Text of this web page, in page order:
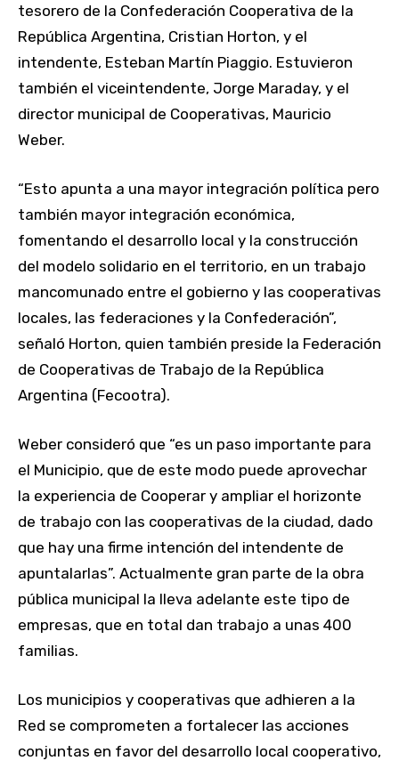
tesorero de la Confederación Cooperativa de la
República Argentina, Cristian Horton, y el
intendente, Esteban Martín Piaggio. Estuvieron
también el viceintendente, Jorge Maraday, y el
director municipal de Cooperativas, Mauricio
Weber.
“Esto apunta a una mayor integración política pero
también mayor integración económica,
fomentando el desarrollo local y la construcción
del modelo solidario en el territorio, en un trabajo
mancomunado entre el gobierno y las cooperativas
locales, las federaciones y la Confederación”,
señaló Horton, quien también preside la Federación
de Cooperativas de Trabajo de la República
Argentina (Fecootra).
Weber consideró que “es un paso importante para
el Municipio, que de este modo puede aprovechar
la experiencia de Cooperar y ampliar el horizonte
de trabajo con las cooperativas de la ciudad, dado
que hay una firme intención del intendente de
apuntalarlas”. Actualmente gran parte de la obra
pública municipal la lleva adelante este tipo de
empresas, que en total dan trabajo a unas 400
familias.
Los municipios y cooperativas que adhieren a la
Red se comprometen a fortalecer las acciones
conjuntas en favor del desarrollo local cooperativo,